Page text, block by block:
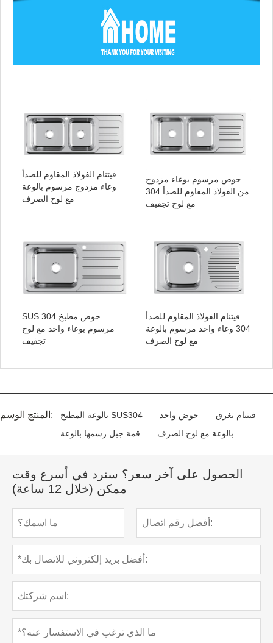
فيتنام الفولاذ المقاوم للصدأ
وعاء مزدوج مرسوم بالوعة
مع لوح الصرف
حوض مرسوم بوعاء مزدوج
من الفولاذ المقاوم للصدأ 304
مع لوح تجفيف
SUS 304 حوض مطبخ
مرسوم بوعاء واحد مع لوح
تجفيف
فيتنام الفولاذ المقاوم للصدأ
304 وعاء واحد مرسوم بالوعة
مع لوح الصرف
المنتج الوسم: بالوعة المطبخ SUS304 حوض واحد
فيتنام تغرق
قمة جبل رسمها بالوعة
بالوعة مع لوح الصرف
الحصول على آخر سعر؟ سنرد في أسرع وقت
ممكن (خلال 12 ساعة)